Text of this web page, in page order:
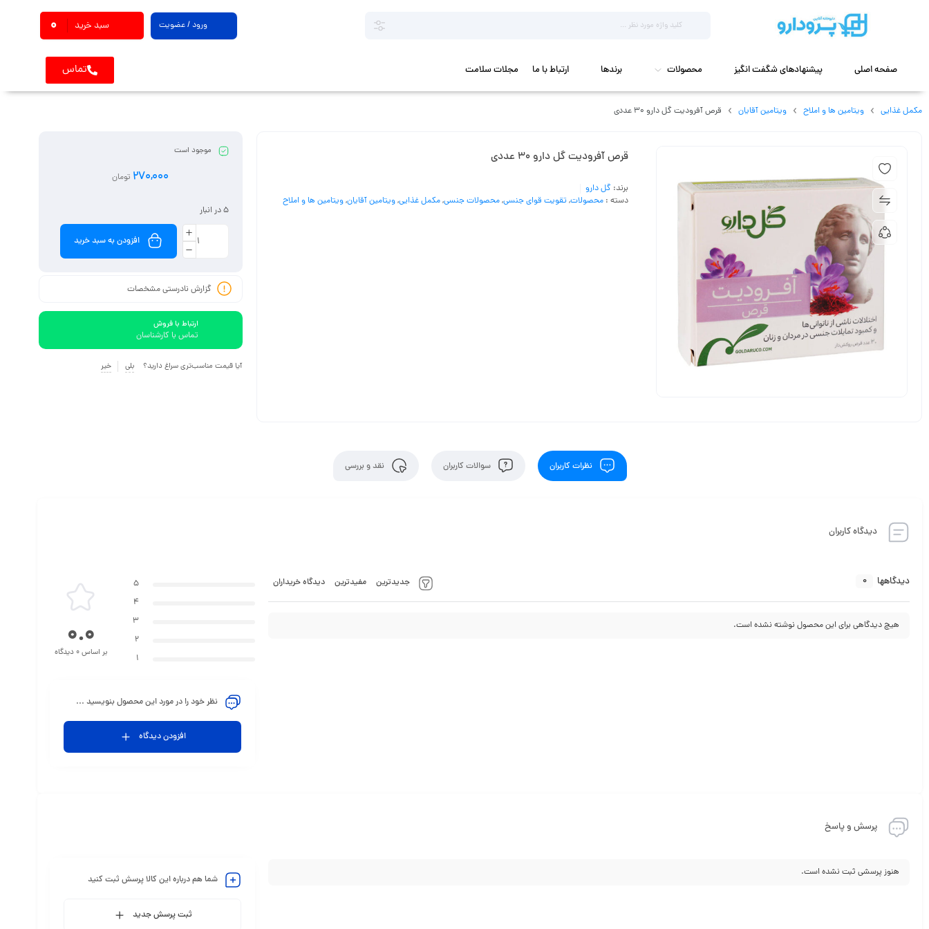
ورود / عضویت سبد خرید 0
صفحه اصلی پیشنهادهای شگفت انگیز محصولات برندها ارتباط با ما مجلات سلامت تماس
مکمل غذایی ویتامین ها و املاح ویتامین آقایان قرص آفرودیت گل دارو ۳۰ عددی
قرص آفرودیت گل دارو ۳۰ عددی
برند: گل دارو
دسته : محصولات,تقویت قوای جنسی,محصولات جنسی,مکمل غذایی,ویتامین آقایان,ویتامین ها و املاح
موجود است
270,000 تومان
5 در انبار
افزودن به سبد خرید
گزارش نادرستی مشخصات
ارتباط با فروش
تماس با کارشناسان
آیا قیمت مناسب‌تری سراغ دارید؟ بلی خیر
نظرات کاربران سوالات کاربران نقد و بررسی
دیدگاه کاربران
دیدگاهها 0 جدیدترین مفیدترین دیدگاه خریداران
هیچ دیدگاهی برای این محصول نوشته نشده است.
5
4
3
2
1
0.0
بر اساس 0 دیدگاه
نظر خود را در مورد این محصول بنویسید ...
افزودن دیدگاه
پرسش و پاسخ
هنوز پرسشی ثبت نشده است.
شما هم درباره این کالا پرسش ثبت کنید
ثبت پرسش جدید